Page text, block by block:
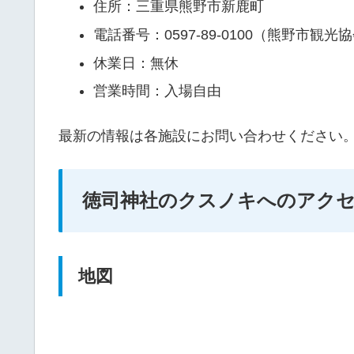
住所：三重県熊野市新鹿町
電話番号：0597-89-0100（熊野市観光協
休業日：無休
営業時間：入場自由
最新の情報は各施設にお問い合わせください。
徳司神社のクスノキへのアク
地図